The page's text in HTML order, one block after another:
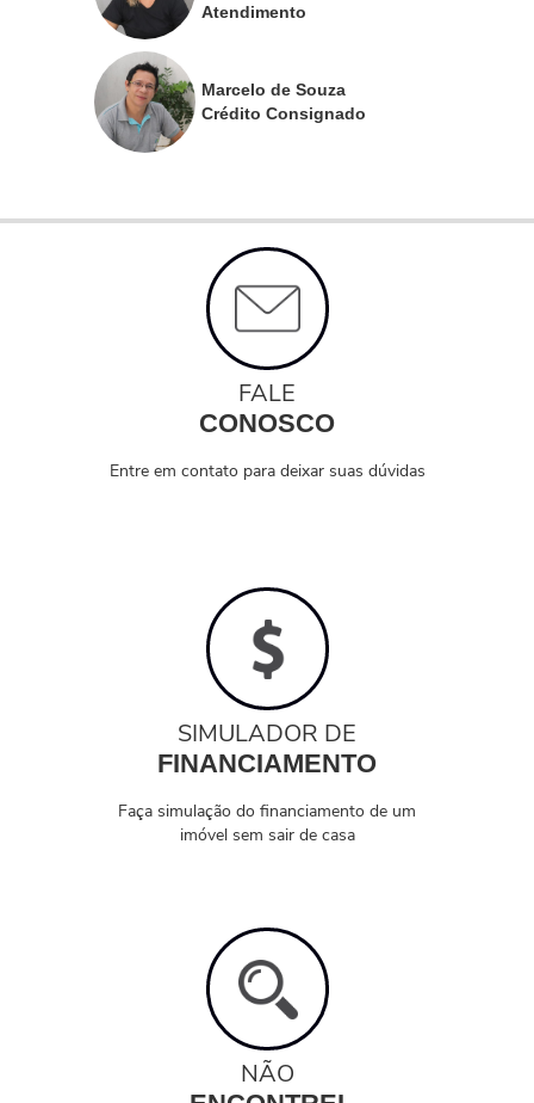
Atendimento
Marcelo de Souza
Crédito Consignado
FALE
CONOSCO
Entre em contato para deixar suas dúvidas
SIMULADOR DE
FINANCIAMENTO
Faça simulação do financiamento de um
imóvel sem sair de casa
NÃO